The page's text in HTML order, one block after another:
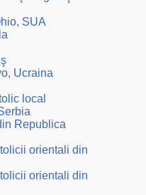
SUA
Ucraina
local
Republica
orientali din
orientali din